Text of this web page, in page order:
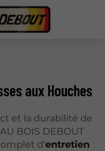
aux Houches
et la durabilité de
BOIS DEBOUT
d'entretien